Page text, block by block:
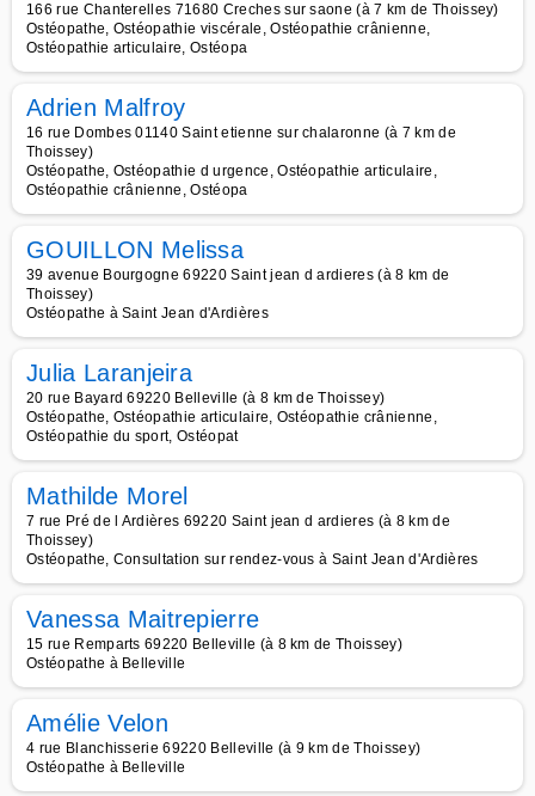
166 rue Chanterelles 71680 Creches sur saone (à 7 km de Thoissey)
Ostéopathe, Ostéopathie viscérale, Ostéopathie crânienne,
Ostéopathie articulaire, Ostéopa
Adrien Malfroy
16 rue Dombes 01140 Saint etienne sur chalaronne (à 7 km de
Thoissey)
Ostéopathe, Ostéopathie d urgence, Ostéopathie articulaire,
Ostéopathie crânienne, Ostéopa
GOUILLON Melissa
39 avenue Bourgogne 69220 Saint jean d ardieres (à 8 km de
Thoissey)
Ostéopathe à Saint Jean d'Ardières
Julia Laranjeira
20 rue Bayard 69220 Belleville (à 8 km de Thoissey)
Ostéopathe, Ostéopathie articulaire, Ostéopathie crânienne,
Ostéopathie du sport, Ostéopat
Mathilde Morel
7 rue Pré de l Ardières 69220 Saint jean d ardieres (à 8 km de
Thoissey)
Ostéopathe, Consultation sur rendez-vous à Saint Jean d'Ardières
Vanessa Maitrepierre
15 rue Remparts 69220 Belleville (à 8 km de Thoissey)
Ostéopathe à Belleville
Amélie Velon
4 rue Blanchisserie 69220 Belleville (à 9 km de Thoissey)
Ostéopathe à Belleville